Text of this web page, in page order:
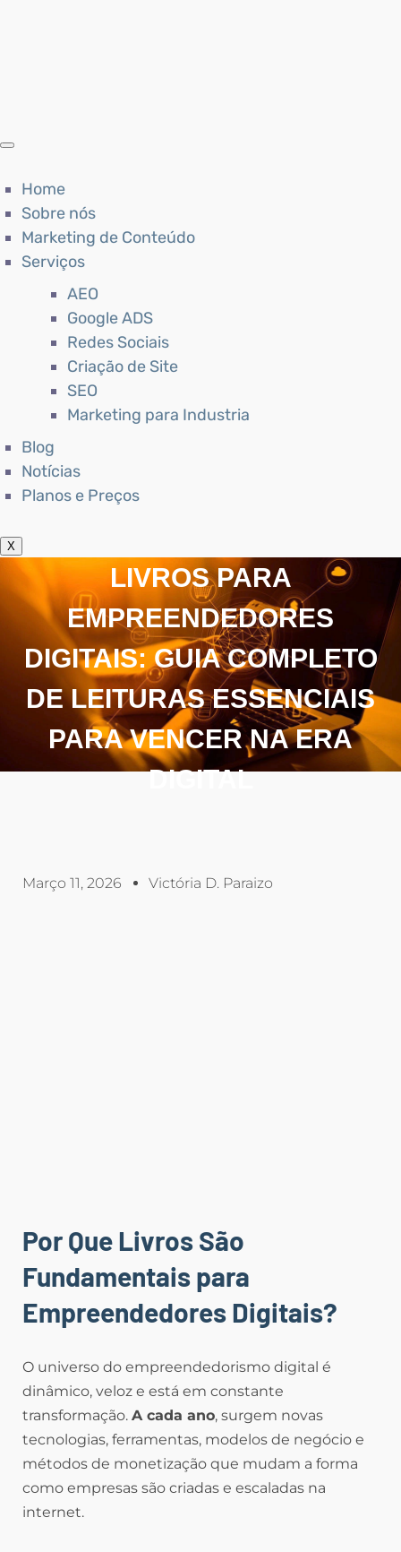
Home
Sobre nós
Marketing de Conteúdo
Serviços
AEO
Google ADS
Redes Sociais
Criação de Site
SEO
Marketing para Industria
Blog
Notícias
Planos e Preços
X
LIVROS PARA
EMPREENDEDORES
DIGITAIS: GUIA COMPLETO
DE LEITURAS ESSENCIAIS
PARA VENCER NA ERA
DIGITAL
Março 11, 2026 Victória D. Paraizo
Por Que Livros São
Fundamentais para
Empreendedores Digitais?
O universo do empreendedorismo digital é
dinâmico, veloz e está em constante
transformação. A cada ano, surgem novas
tecnologias, ferramentas, modelos de negócio e
métodos de monetização que mudam a forma
como empresas são criadas e escaladas na
internet.